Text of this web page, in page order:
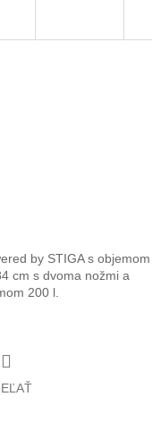
by STIGA s objemom
cm s dvoma nožmi a
200 l.